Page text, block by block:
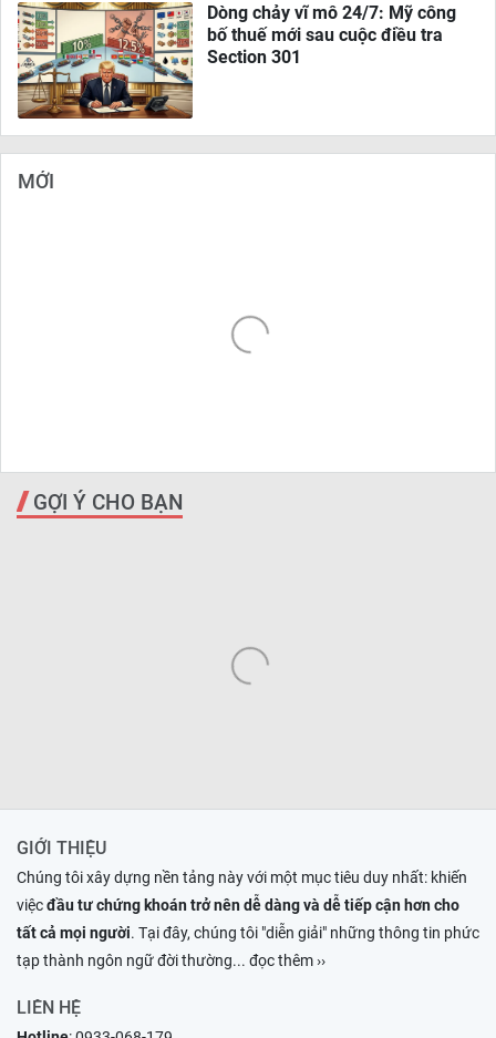
Dòng chảy vĩ mô 24/7: Mỹ công
bố thuế mới sau cuộc điều tra
Section 301
MỚI
GỢI Ý CHO BẠN
GIỚI THIỆU
Chúng tôi xây dựng nền tảng này với một mục tiêu duy nhất: khiến
việcđầu tư chứng khoán trở nên dễ dàng và dễ tiếp cận hơn cho
tất cả mọi người. Tại đây, chúng tôi "diễn giải" những thông tin phức
tạp thành ngôn ngữ đời thường... đọc thêm ››
LIÊN HỆ